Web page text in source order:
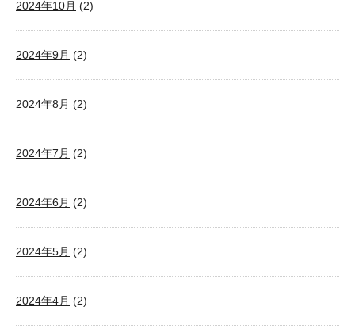
2024年10月 (2)
2024年9月 (2)
2024年8月 (2)
2024年7月 (2)
2024年6月 (2)
2024年5月 (2)
2024年4月 (2)